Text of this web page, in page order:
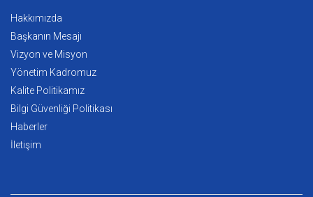
Hakkımızda
Başkanın Mesajı
Vizyon ve Misyon
Yönetim Kadromuz
Kalite Politikamız
Bilgi Güvenliği Politikası
Haberler
İletişim